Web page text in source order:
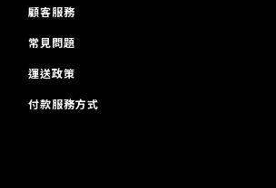
顧客服務
常見問題
運送政策
付款服務方式